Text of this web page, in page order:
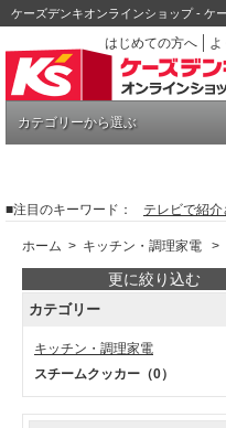
ケーズデンキオンラインショップ - ケ
はじめての方へ
よ
カテゴリーから選ぶ
■注目のキーワード： テレビで紹
ホーム > キッチン・調理家電 >
更に絞り込む
カテゴリー
キッチン・調理家電
スチームクッカー （0）